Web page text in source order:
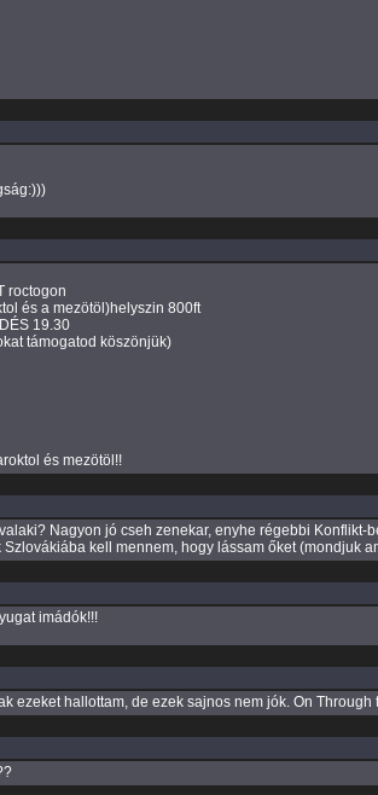
roctogon
és a mezötöl)helyszin 800ft
19.30
támogatod köszönjük)
és mezötöl!!
Nagyon jó cseh zenekar, enyhe régebbi
kell mennem, hogy lássam őket (mondjuk
imádók!!!
ezeket hallottam, de ezek sajnos nem jók. On